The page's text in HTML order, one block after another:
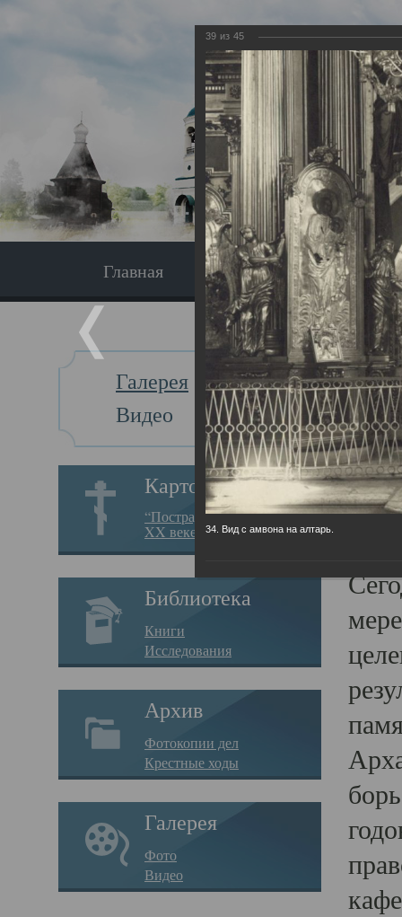
Главная Экскурсия
Галерея
Видео
Картотека
“Пострадавшие за веру в
XX веке на Севере”
Библиотека
Книги
Исследования
Архив
Фотокопии дел
Крестные ходы
Галерея
Фото
Видео
Главная
39 из 45
34. Вид с амвона на алтарь.